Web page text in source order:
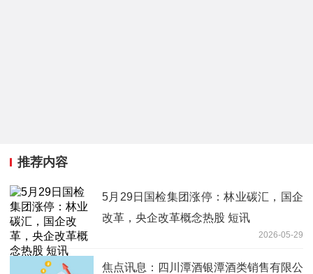
推荐内容
5月29日国检集团涨停：林业碳汇，国企
改革，央企改革概念热股 短讯
2026-05-29
焦点讯息：四川潭酒银潭酒类销售有限公